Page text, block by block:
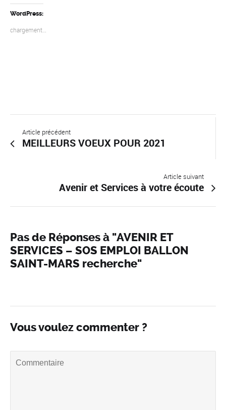
WordPress:
chargement…
Article précédent
MEILLEURS VOEUX POUR 2021
Article suivant
Avenir et Services à votre écoute
Pas de Réponses à "AVENIR ET
SERVICES – SOS EMPLOI BALLON
SAINT-MARS recherche"
Vous voulez commenter ?